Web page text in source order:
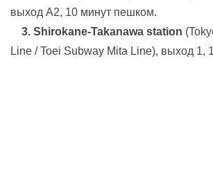
выход А2, 10 минут пешком.
3. Shirokane-Takanawa station
Line / Toei Subway Mita Line), выход 1,